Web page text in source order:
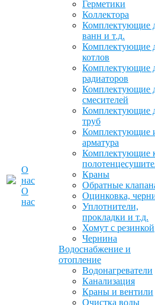
О
нас
О
нас
Герметики
Коллектора
Комплектующие
ванн и т.д.
Комплектующие
котлов
Комплектующие
радиаторов
Комплектующие
смесителей
Комплектующие
труб
Комплектующие
арматура
Комплектующие
Краны
Обратные
Оцинковка,
Уплотнители,
прокладки и т.д.
Хомут с резинкой
Чернина
Водоснабжение и
отопление
Водонагреватели
Канализация
Краны и вентили
Очистка воды